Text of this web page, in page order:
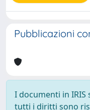
Pubblicazioni
I documenti in
tutti i diritti sono